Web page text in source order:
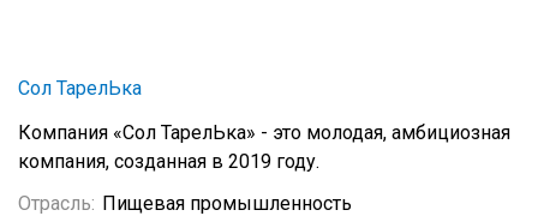
Сол ТарелЬка
Компания «Сол ТарелЬка» - это молодая, амбициозная
компания, созданная в 2019 году.
Отрасль: Пищевая промышленность